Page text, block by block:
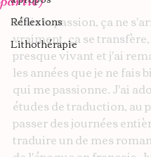
Réflexions
Lithothérapie
Mais la passion, ça ne
vraiment, ça se
presque vivant et j'ai
les années que je ne fais
qui me passionne. J'ai
études de traduction, au
passer des journées
traduire un de mes